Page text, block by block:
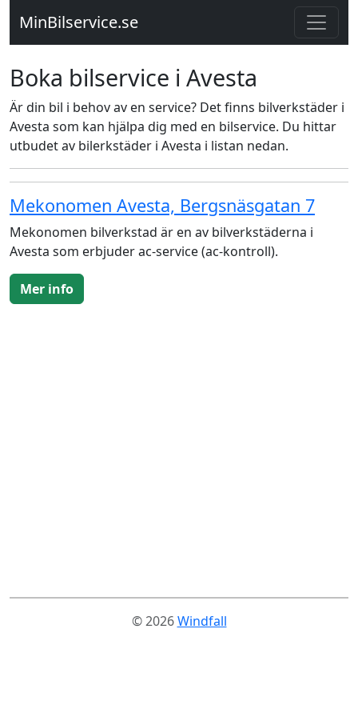
MinBilservice.se
Boka bilservice i Avesta
Är din bil i behov av en service? Det finns bilverkstäder i
Avesta som kan hjälpa dig med en bilservice. Du hittar
utbudet av bilerkstäder i Avesta i listan nedan.
Mekonomen Avesta, Bergsnäsgatan 7
Mekonomen bilverkstad är en av bilverkstäderna i
Avesta som erbjuder ac-service (ac-kontroll).
Mer info
© 2026Windfall